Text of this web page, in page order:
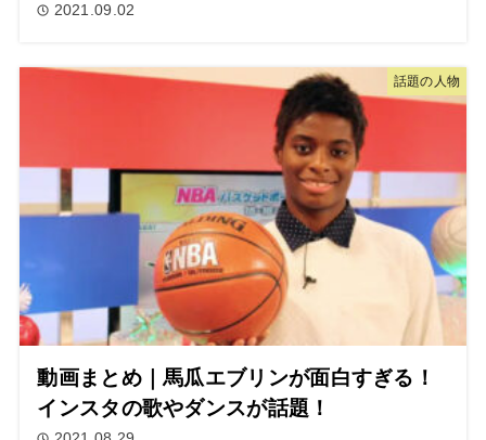
2021.09.02
話題の人物
動画まとめ｜馬瓜エブリンが面白すぎる！
インスタの歌やダンスが話題！